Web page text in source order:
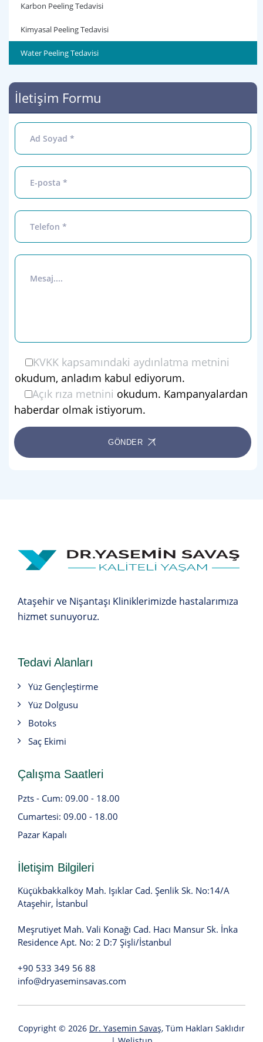
Karbon Peeling Tedavisi
Kimyasal Peeling Tedavisi
Water Peeling Tedavisi
İletişim Formu
KVKK kapsamındaki aydınlatma metnini
okudum, anladım kabul ediyorum.
Açık rıza metnini okudum. Kampanyalardan
haberdar olmak istiyorum.
GÖNDER
Ataşehir ve Nişantaşı Kliniklerimizde hastalarımıza
hizmet sunuyoruz.
Tedavi Alanları
Yüz Gençleştirme
Yüz Dolgusu
Botoks
Saç Ekimi
Çalışma Saatleri
Pzts - Cum: 09.00 - 18.00
Cumartesi: 09.00 - 18.00
Pazar Kapalı
İletişim Bilgileri
Küçükbakkalköy Mah. Işıklar Cad. Şenlik Sk. No:14/A
Ataşehir, İstanbul
Meşrutiyet Mah. Vali Konağı Cad. Hacı Mansur Sk. İnka
Residence Apt. No: 2 D:7 Şişli/İstanbul
+90 533 349 56 88
info@dryaseminsavas.com
Copyright © 2026 Dr. Yasemin Savaş, Tüm Hakları Saklıdır